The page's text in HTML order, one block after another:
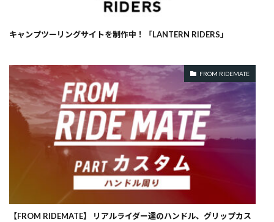
キャンプツーリングサイトを制作中！「LANTERN RIDERS」
FROM RIDEMATE
【FROM RIDEMATE】 リアルライダー達のハンドル、グリップカス